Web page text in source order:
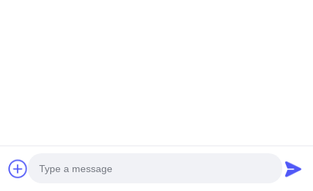
Technology Co., Limited সমস্ত অধিকার সংরক্ষিত।